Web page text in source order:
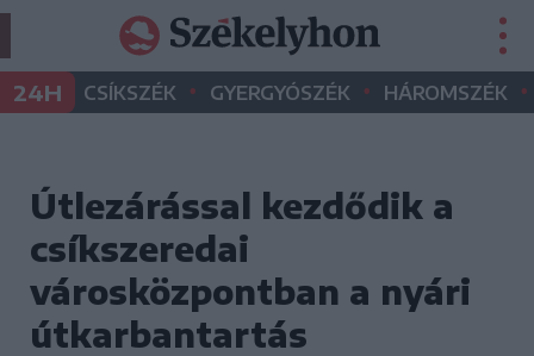
24H CSÍKSZÉK • GYERGYÓSZÉK • HÁROMSZÉK •
Útlezárással kezdődik a
csíkszeredai
városközpontban a nyári
útkarbantartás